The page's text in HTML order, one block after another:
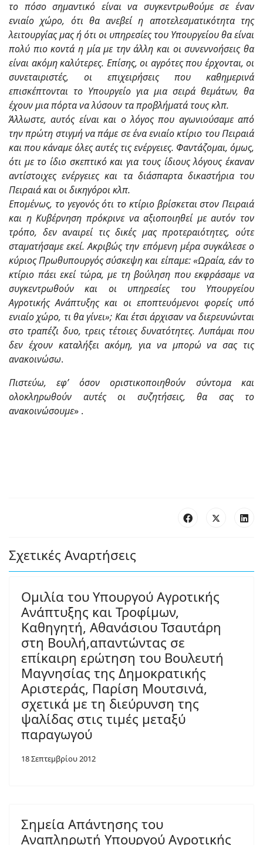
το πόσο σημαντικό είναι να συγκεντρωθούμε σε έναν
ενιαίο χώρο, ότι θα ανεβεί η αποτελεσματικότητα της
λειτουργίας μας ή ότι οι υπηρεσίες του Υπουργείου θα είναι
πολύ πιο κοντά η μία με την άλλη και οι συνεννοήσεις θα
είναι ακόμη καλύτερες. Επίσης, οι αγρότες που έρχονται, οι
συνεταιριστές, οι επιχειρήσεις που καθημερινά
επισκέπτονται το Υπουργείο για μια σειρά θεμάτων, θα
έχουν μια πόρτα να λύσουν τα προβλήματά τους κλπ.
Άλλωστε, αυτός είναι και ο λόγος που αγωνιούσαμε από
την πρώτη στιγμή να πάμε σε ένα ενιαίο κτίριο του Πειραιά
και που κάναμε όλες αυτές τις ενέργειες. Φαντάζομαι, όμως,
ότι με το ίδιο σκεπτικό και για τους ίδιους λόγους έκαναν
αντίστοιχες ενέργειες και τα διάσπαρτα δικαστήρια του
Πειραιά και οι δικηγόροι κλπ.
Επομένως, το γεγονός ότι το κτίριο βρίσκεται στον Πειραιά
και η Κυβέρνηση πρόκρινε να αξιοποιηθεί με αυτόν τον
τρόπο, δεν αναιρεί τις δικές μας προτεραιότητες, ούτε
σταματήσαμε εκεί. Ακριβώς την επόμενη μέρα συγκάλεσε ο
κύριος Πρωθυπουργός σύσκεψη και είπαμε: «Ωραία, εάν το
κτίριο πάει εκεί τώρα, με τη βούληση που εκφράσαμε να
συγκεντρωθούν και οι υπηρεσίες του Υπουργείου
Αγροτικής Ανάπτυξης και οι εποπτευόμενοι φορείς υπό
ενιαίο χώρο, τι θα γίνει»; Και έτσι άρχισαν να διερευνώνται
στο τραπέζι δυο, τρεις τέτοιες δυνατότητες. Λυπάμαι που
δεν έχουν καταλήξει ακόμη, για να μπορώ να σας τις
ανακοινώσω.
Πιστεύω, εφ’ όσον οριστικοποιηθούν σύντομα και
ολοκληρωθούν αυτές οι συζητήσεις, θα σας το
ανακοινώσουμε» .
Σχετικές Αναρτήσεις
Ομιλία του Υπουργού Αγροτικής
Ανάπτυξης και Τροφίμων,
Καθηγητή, Αθανάσιου Τσαυτάρη
στη Βουλή,απαντώντας σε
επίκαιρη ερώτηση του Βουλευτή
Μαγνησίας της Δημοκρατικής
Αριστεράς, Παρίση Μουτσινά,
σχετικά με τη διεύρυνση της
ψαλίδας στις τιμές μεταξύ
παραγωγού
18 Σεπτεμβρίου 2012
Σημεία Απάντησης του
Αναπληρωτή Υπουργού Αγροτικής